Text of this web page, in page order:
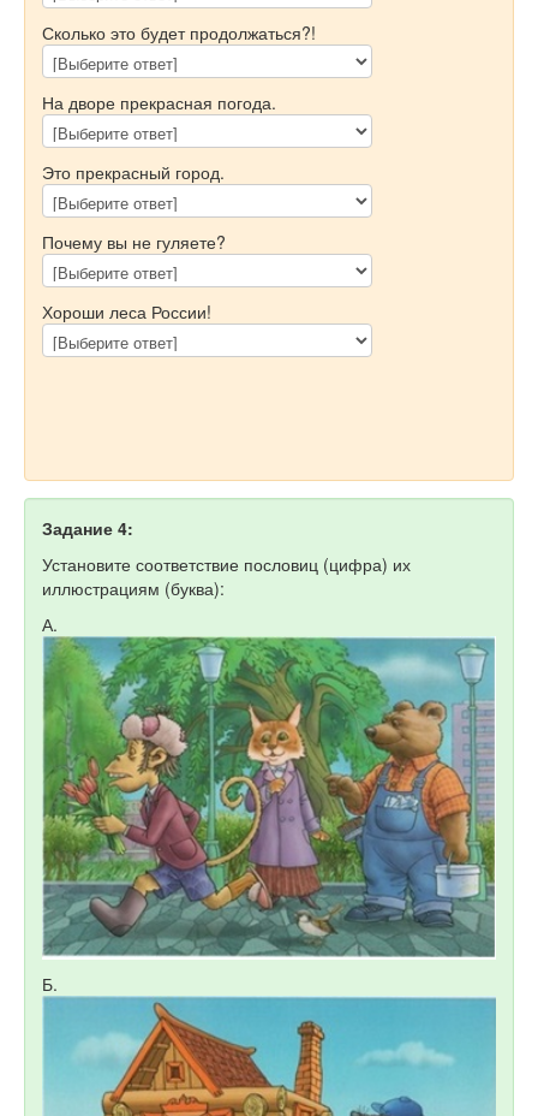
Сколько это будет продолжаться?!
На дворе прекрасная погода.
Это прекрасный город.
Почему вы не гуляете?
Хороши леса России!
Задание 4:
Установите соответствие пословиц (цифра) их
иллюстрациям (буква):
А.
Б.